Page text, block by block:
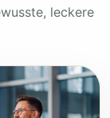
leckere